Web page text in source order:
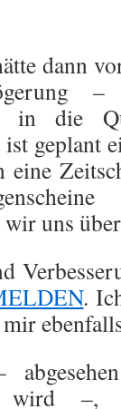
dann
in die
geplant
eine
uns
.
wird –,